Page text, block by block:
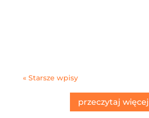
« Starsze wpisy
przeczytaj więcej